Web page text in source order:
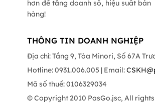
hơn để tăng doanh số, hiệu suất bán
hàng!
THÔNG TIN DOANH NGHIỆP
Địa chỉ: Tầng 9, Tòa Minori, Số 67A
Hotline: 0931.006.005 | Email:
Mã số thuế: 0106329034
© Copyright 2010 PasGo.jsc, All